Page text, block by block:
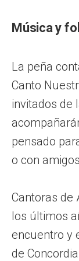
Música y
La peña
Canto
invitados de
pensado
o con
Cantoras de
los últimos
encuentro y
de